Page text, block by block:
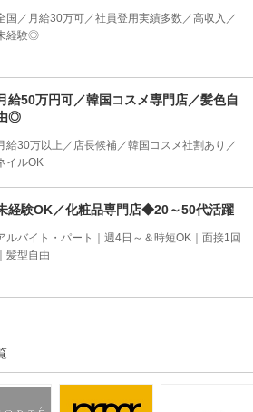
国／月給30万可／社員登用実績多数／高収入／
経験◎
給50万円可／韓国コスメ専門店／髪色自
◎
給30万以上／店長候補／韓国コスメ社割あり／
イルOK
経験OK／化粧品専門店◆20～50代活躍
ルバイト・パート｜週4日～＆時短OK｜面接1回
｜髪型自由